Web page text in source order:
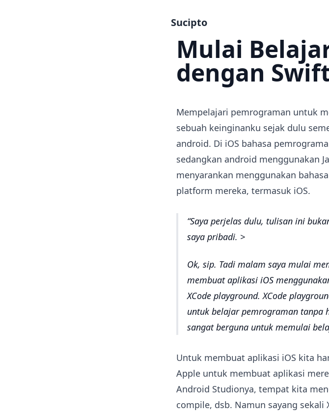
Sucipto
Mulai
dengan
Mempelajari pemrograman untuk
sebuah keinginanku sejak dulu
android. Di iOS bahasa
sedangkan android menggunakan
menyarankan menggunakan
platform mereka, termasuk iOS.
Saya perjelas dulu, tulisan ini
saya pribadi. >
Ok, sip. Tadi malam saya mulai
membuat aplikasi iOS
XCode playground. XCode
untuk belajar pemrograman tanpa
sangat berguna untuk memulai
Untuk membuat aplikasi iOS kita
Apple untuk membuat aplikasi
Android Studionya, tempat kita
compile, dsb. Namun sayang